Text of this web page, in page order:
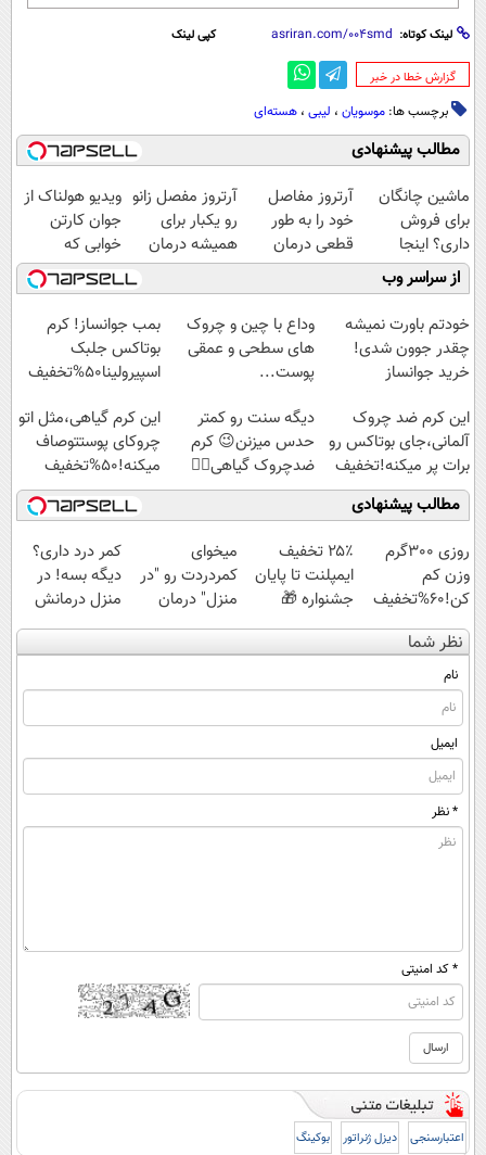
لینک کوتاه: کپی لینک
‌گزارش خطا در خبر
برچسب ها: موسویان ، لیبی ، هسته‌ای
مطالب پیشنهادی
ماشین چانگان
برای فروش
داری؟ اینجا
سریع بفروشش
آرتروز مفاصل
خود را به طور
قطعی درمان
کنید!
◗پرسش‌نامه◖
آرتروز مفصل زانو
رو یکبار برای
همیشه درمان
کن!
◗پرسش‌نامه◖
ویدیو هولناک از
جوان کارتن
خوابی که
میلیاردر شد.
آموزش رایگان
از سراسر وب
خودتم باورت نمیشه
چقدر جوون شدی!
خرید جوانساز
ویژه
وداع با چین و چروک
های سطحی و عمقی
پوست...
بمب جوانساز! کرم
بوتاکس جلبک
اسپیرولینا50%تخفیف
این کرم ضد چروک
آلمانی،جای بوتاکس رو
برات پر میکنه!تخفیف
تا امشب
دیگه سنت رو کمتر
حدس میزنن😉 کرم
ضدچروک گیاهی👈🏻
45%تخفیف
این کرم گیاهی،مثل اتو
چروکای پوستتوصاف
میکنه!50%تخفیف
مطالب پیشنهادی
روزی 300گرم
وزن کم
کن!60%تخفیف
تا امشب
۲۵٪ تخفیف
ایمپلنت تا پایان
جشنواره 🎁
میخوای
کمردردت رو "در
منزل" درمان
کنی؟ (◂فیلم +
◂پرسش‌نامه)
کمر درد داری؟
دیگه بسه! در
منزل درمانش
کن
(◀پرسش‌نامه)
نظر شما
نام
ایمیل
* نظر
* کد امنیتی
اعتبارسنجی دیزل ژنراتور بوکینگ